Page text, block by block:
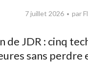
7 juillet 2026 par
de JDR : cinq
sans perdre